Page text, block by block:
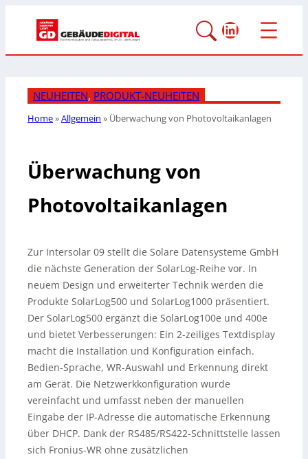
LinkedIn
NEUHEITEN, PRODUKT-NEUHEITEN
Home»Allgemein » Überwachung von Photovoltaikanlagen
Überwachung von
Photovoltaikanlagen
Zur Intersolar 09 stellt die Solare Datensysteme GmbH
die nächste Generation der SolarLog-Reihe vor. In
neuem Design und erweiterter Technik werden die
Produkte SolarLog500 und SolarLog1000 präsentiert.
Der SolarLog500 ergänzt die SolarLog100e und 400e
und bietet Verbesserungen: Ein 2-zeiliges Textdisplay
macht die Installation und Konfiguration einfach.
Bedien-Sprache, WR-Auswahl und Erkennung direkt
am Gerät. Die Netzwerkkonfiguration wurde
vereinfacht und umfasst neben der manuellen
Eingabe der IP-Adresse die automatische Erkennung
über DHCP. Dank der RS485/RS422-Schnittstelle lassen
sich Fronius-WR ohne zusätzlichen